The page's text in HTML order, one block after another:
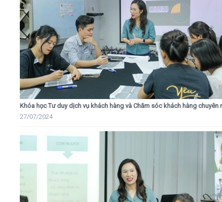
Khóa học Tư duy dịch vụ khách hàng và Chăm sóc khách hàng chuyên
27/07/2024